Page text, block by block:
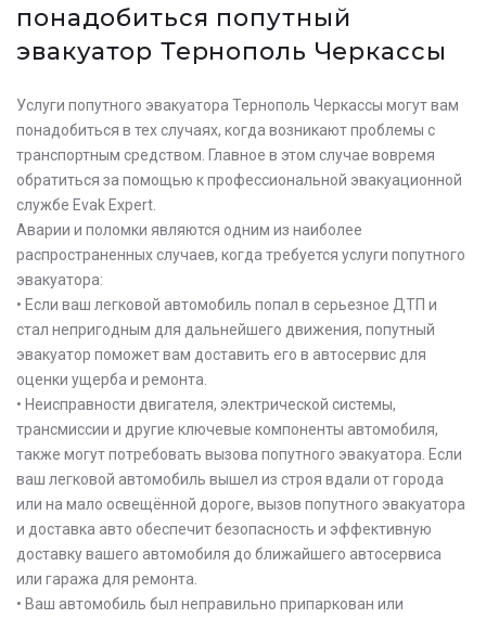
понадобиться попутный
эвакуатор Тернополь Черкассы
Услуги попутного эвакуатора Тернополь Черкассы могут вам
понадобиться в тех случаях, когда возникают проблемы с
транспортным средством. Главное в этом случае вовремя
обратиться за помощью к профессиональной эвакуационной
службе Evak Expert.
Аварии и поломки являются одним из наиболее
распространенных случаев, когда требуется услуги попутного
эвакуатора:
• Если ваш легковой автомобиль попал в серьезное ДТП и
стал непригодным для дальнейшего движения, попутный
эвакуатор поможет вам доставить его в автосервис для
оценки ущерба и ремонта.
• Неисправности двигателя, электрической системы,
трансмиссии и другие ключевые компоненты автомобиля,
также могут потребовать вызова попутного эвакуатора. Если
ваш легковой автомобиль вышел из строя вдали от города
или на мало освещённой дороге, вызов попутного эвакуатора
и доставка авто обеспечит безопасность и эффективную
доставку вашего автомобиля до ближайшего автосервиса
или гаража для ремонта.
• Ваш автомобиль был неправильно припаркован или